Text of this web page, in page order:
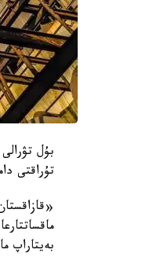
بۇل
تۇراقتى
بەيتاراپ